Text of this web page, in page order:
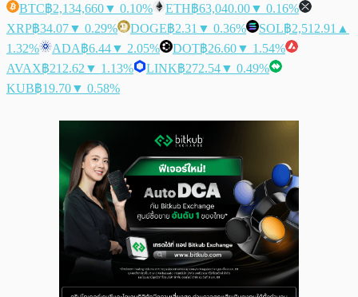
BTC฿2,134,660▼ 0.10% ETH฿63,040.00▼ 0.16%
XRP฿34.07▼ 0.29% DOGE฿2.31 ▼ 0.36% SOL฿2,512.91 ▲
1.32%
ADA฿6.44▼ 2.05% DOT฿26.60▼ 1.54%
AVAX฿212.62 ▼ 1.13% LINK฿272.54▼ 0.49%
KUB฿19.70▼ 0.58%